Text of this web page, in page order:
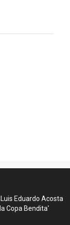
Eduardo Acosta
Copa Bendita'